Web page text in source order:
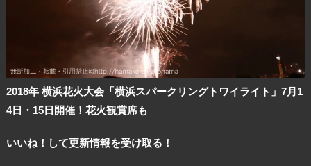
2018年 横浜花火大会「横浜スパークリングトワイライト」7月1
4日・15日開催！花火観賞席も
いいね！して更新情報を受け取る！